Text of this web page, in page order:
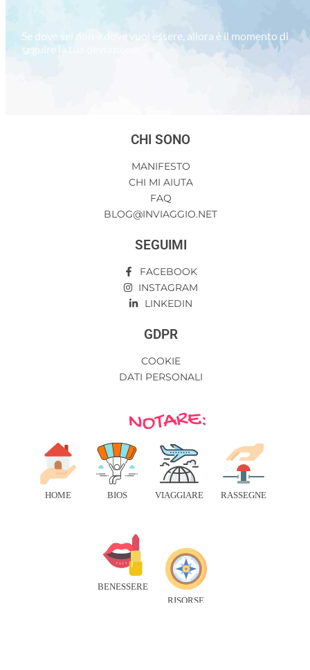
Se dove sei non è dove vuoi essere, allora è il momento di
seguire la tua deviazione…
CHI SONO
MANIFESTO
CHI MI AIUTA
FAQ
BLOG@INVIAGGIO.NET
SEGUIMI
FACEBOOK
INSTAGRAM
LINKEDIN
GDPR
COOKIE
DATI PERSONALI
HOME BIOS VIAGGIARE RASSEGNE
BENESSERE
RISORSE